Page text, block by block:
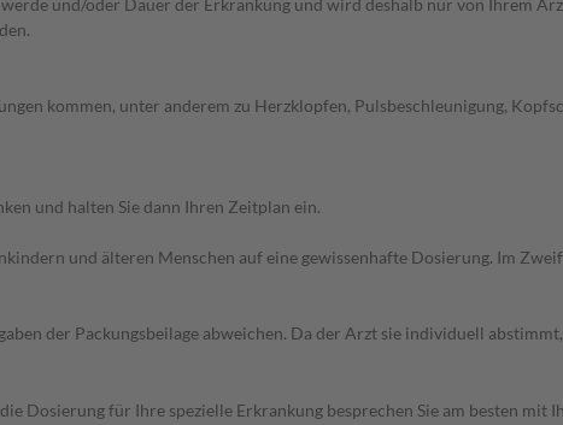
und/oder Dauer der Erkrankung und wird deshalb nur von Ihrem
kommen, unter anderem zu Herzklopfen, Pulsbeschleunigung,
und halten Sie dann Ihren Zeitplan ein.
und älteren Menschen auf eine gewissenhafte Dosierung. Im
der Packungsbeilage abweichen. Da der Arzt sie individuell
Dosierung für Ihre spezielle Erkrankung besprechen Sie am besten mit